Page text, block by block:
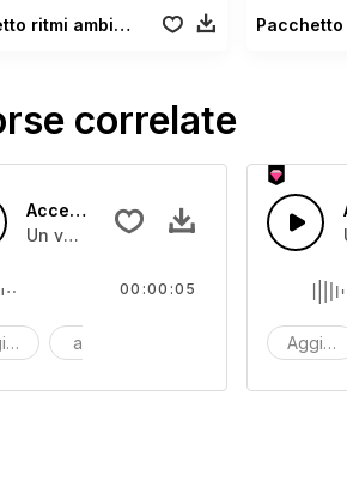
Pacchetto ritmi ambientali
correlate
Accesso 36
Un veloce suono melodico secco
accesso
00:00:05